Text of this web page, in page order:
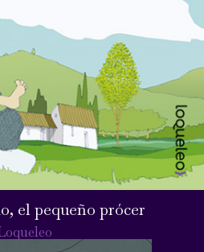
el pequeño prócer